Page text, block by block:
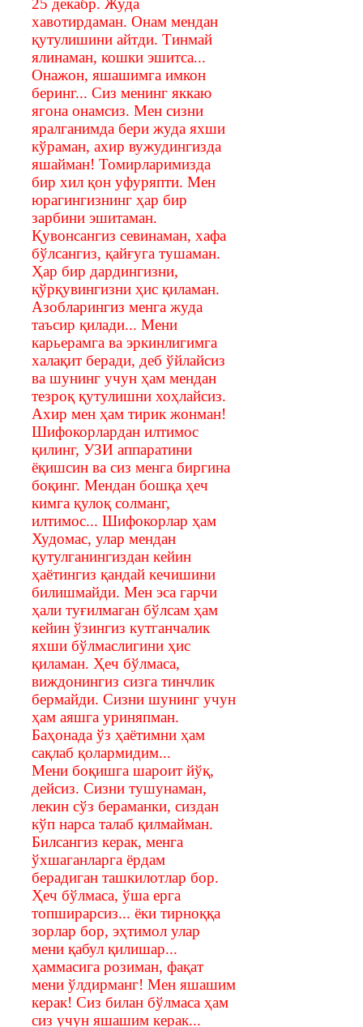
25 декабр. Жуда
хавотирдаман. Онам мендан
қутулишини айтди. Тинмай
ялинаман, кошки эшитса...
Онажон, яшашимга имкон
беринг... Сиз менинг яккаю
ягона онамсиз. Мен сизни
яралганимда бери жуда яхши
кўраман, ахир вужудингизда
яшайман! Томирларимизда
бир хил қон уфуряпти. Мен
юрагингизнинг ҳар бир
зарбини эшитаман.
Қувонсангиз севинаман, хафа
бўлсангиз, қайғуга тушаман.
Ҳар бир дардингизни,
қўрқувингизни ҳис қиламан.
Азобларингиз менга жуда
таъсир қилади... Мени
карьерамга ва эркинлигимга
халақит беради, деб ўйлайсиз
ва шунинг учун ҳам мендан
тезроқ қутулишни хоҳлайсиз.
Ахир мен ҳам тирик жонман!
Шифокорлардан илтимос
қилинг, УЗИ аппаратини
ёқишсин ва сиз менга биргина
боқинг. Мендан бошқа ҳеч
кимга қулоқ солманг,
илтимос... Шифокорлар ҳам
Худомас, улар мендан
қутулганингиздан кейин
ҳаётингиз қандай кечишини
билишмайди. Мен эса гарчи
ҳали туғилмаган бўлсам ҳам
кейин ўзингиз кутганчалик
яхши бўлмаслигини ҳис
қиламан. Ҳеч бўлмаса,
виждонингиз сизга тинчлик
бермайди. Сизни шунинг учун
ҳам аяшга уриняпман.
Баҳонада ўз ҳаётимни ҳам
сақлаб қолармидим...
Мени боқишга шароит йўқ,
дейсиз. Сизни тушунаман,
лекин сўз бераманки, сиздан
кўп нарса талаб қилмайман.
Билсангиз керак, менга
ўхшаганларга ёрдам
берадиган ташкилотлар бор.
Ҳеч бўлмаса, ўша ерга
топширарсиз... ёки тирноққа
зорлар бор, эҳтимол улар
мени қабул қилишар...
ҳаммасига розиман, фақат
мени ўлдирманг! Мен яшашим
керак! Сиз билан бўлмаса ҳам
сиз учун яшашим керак...